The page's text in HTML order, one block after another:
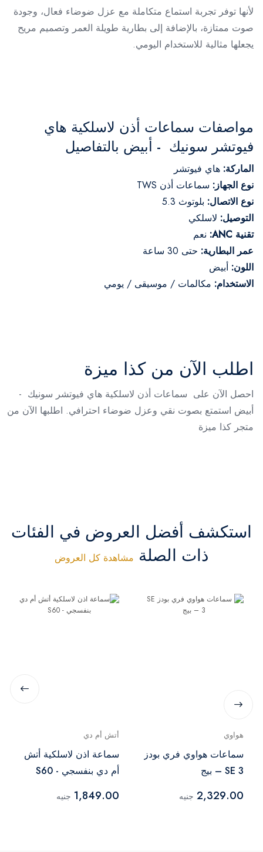
لأنها توفر تجربة استماع متكاملة مع عزل ضوضاء فعال، وجودة
صوت ممتازة، بالإضافة إلى بطارية طويلة العمر وتصميم مريح
يجعلها مثالية للاستخدام اليومي.
مواصفات سماعات أذن لاسلكية هاي
فيوتشر سونيك - أبيض بالتفاصيل
الماركة: هاي فيوتشر
نوع الجهاز: سماعات أذن TWS
نوع الاتصال: بلوتوث 5.3
التوصيل: لاسلكي
تقنية ANC:
نعم
عمر البطارية: حتى 30 ساعة
اللون: أبيض
الاستخدام: مكالمات / موسيقى / يومي
اطلب الآن من كذا ميزة
احصل الآن على سماعات أذن لاسلكية هاي فيوتشر سونيك -
أبيض استمتع بصوت نقي وعزل ضوضاء احترافي. اطلبها الآن من
متجر كذا ميزة
استكشف أفضل العروض في الفئات
ذات الصلة مشاهدة كل العروض
هواوي
سماعات هواوي فري بودز
SE 3 – بيج
2,329.00 جنيه
أتش أم دي
سماعة اذن لاسلكية أتش
أم دي بنفسجي - S60
1,849.00 جنيه